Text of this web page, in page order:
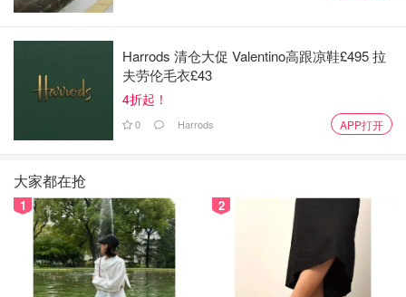
Harrods 清仓大促 Valentino高跟凉鞋£495 拉
夫劳伦毛衣£43
4折起！
0 Harrods APP打开
大家都在抢
1 2